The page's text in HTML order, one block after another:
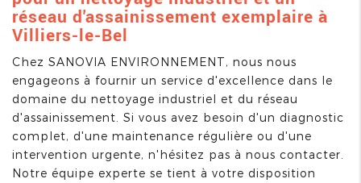
réseau d'assainissement exemplaire à
Villiers-le-Bel
Chez SANOVIA ENVIRONNEMENT, nous nous
engageons à fournir un service d'excellence dans le
domaine du nettoyage industriel et du réseau
d'assainissement. Si vous avez besoin d'un diagnostic
complet, d'une maintenance régulière ou d'une
intervention urgente, n'hésitez pas à nous contacter.
Notre équipe experte se tient à votre disposition